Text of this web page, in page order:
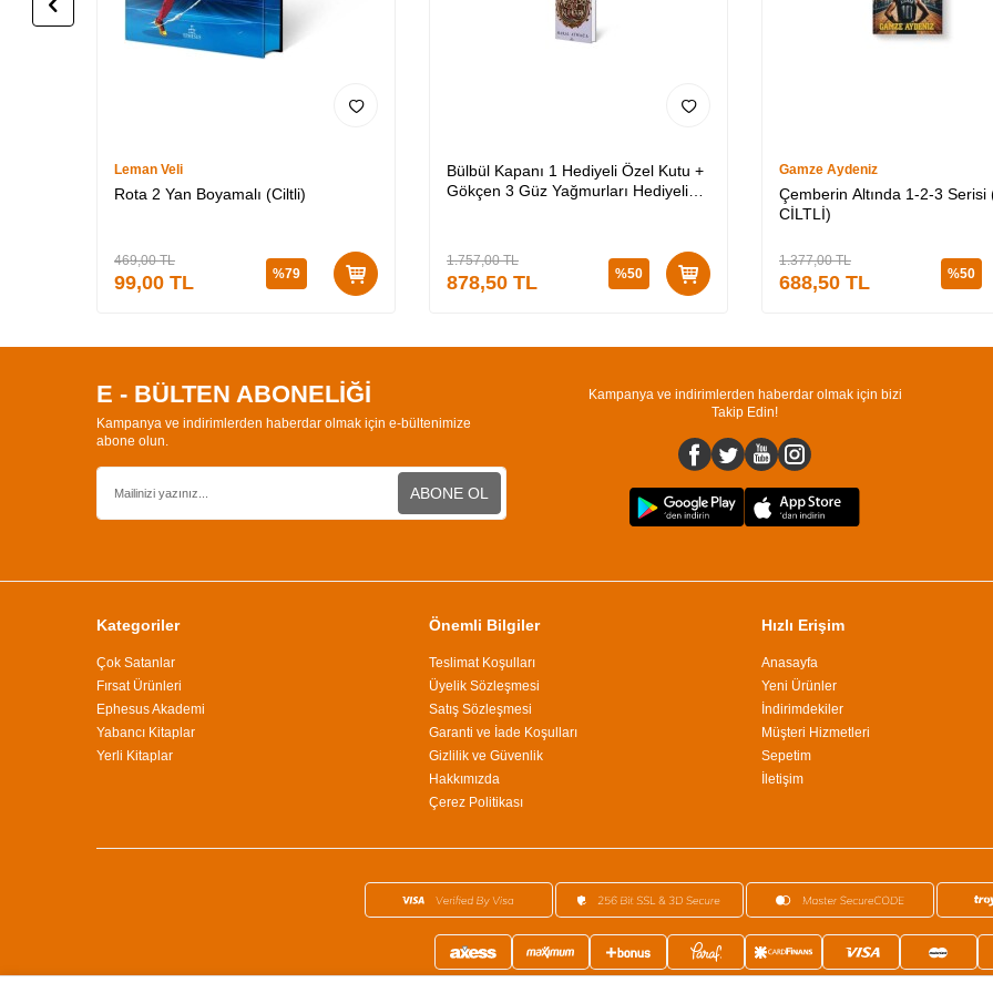
Leman Veli
Rota 2 Yan Boyamalı (Ciltli)
469,00TL
99,00 TL %79
Bülbül Kapanı 1 Hediyeli Özel Kutu +
Gökçen 3 Güz Yağmurları Hediyeli
1.757,00TL
878,50 TL %50
Gamze Aydeniz
Çemberin Altında 1-2-3 Serisi
CİLTLİ)
1.377,00TL
688,50 TL %50
E - BÜLTEN ABONELİĞİ
Kampanya ve indirimlerden haberdar olmak için e-bültenimize
abone olun.
ABONE OL
Kampanya ve indirimlerden haberdar olmak için bizi
Takip Edin!
Kategoriler
Çok Satanlar
Fırsat Ürünleri
Ephesus Akademi
Yabancı Kitaplar
Yerli Kitaplar
Önemli Bilgiler
Teslimat Koşulları
Üyelik Sözleşmesi
Satış Sözleşmesi
Garanti ve İade Koşulları
Gizlilik ve Güvenlik
Hakkımızda
Çerez Politikası
Hızlı Erişim
Anasayfa
Yeni Ürünler
İndirimdekiler
Müşteri Hizmetleri
Sepetim
İletişim